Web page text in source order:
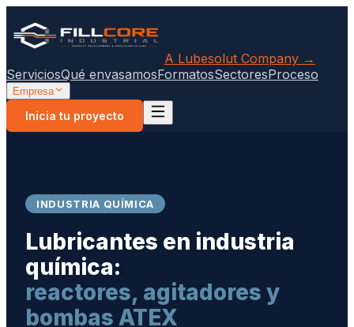
A Lubesolut Company →
ServiciosQué envasamosFormatosSectoresProceso
Empresa
Inicia tu proyecto
INDUSTRIA QUÍMICA
Lubricantes en industria
química:
reactores, agitadores y
bombas ATEX